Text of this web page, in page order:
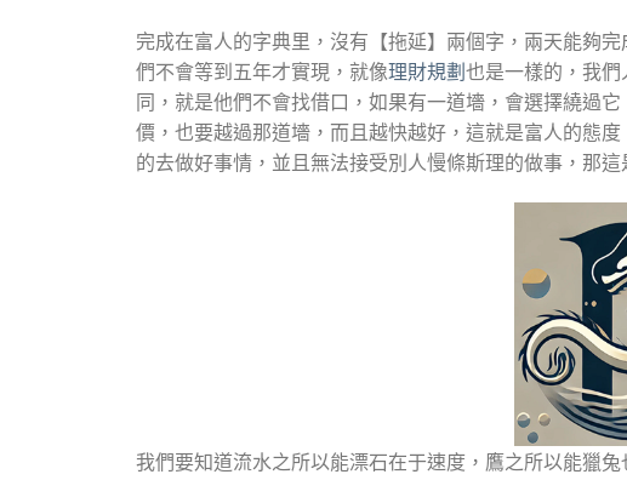
完成在富人的字典里，沒有【拖延】兩個字，兩天能夠
們不會等到五年才實現，就像理財規劃 也是一樣的，我
同，就是他們不會找借口，如果有一道墻，會選擇繞過
價，也要越過那道墻，而且越快越好，這就是富人的態
的去做好事情，並且無法接受別人慢條斯理的做事，那
我們要知道流水之所以能漂石在于速度，鷹之所以能獵